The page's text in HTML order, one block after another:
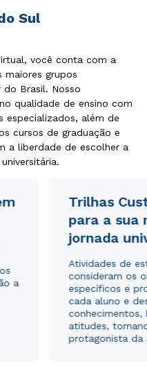
Sul
você conta com a
grupos
do Brasil. Nosso
qualidade de ensino com
especializados, além de
cursos de graduação e
a liberdade de escolher a
a
Trilhas
para a sua
jornada
Atividades de
consideram os
específicos e
cada aluno e
conhecimentos,
atitudes,
protagonista da